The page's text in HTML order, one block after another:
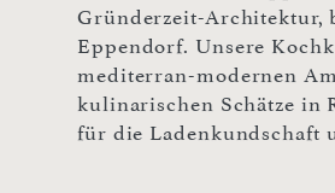
Gründerzeit-Architektur,
Eppendorf. Unsere
mediterran-modernen
kulinarischen Schätze in
für die Ladenkundschaft